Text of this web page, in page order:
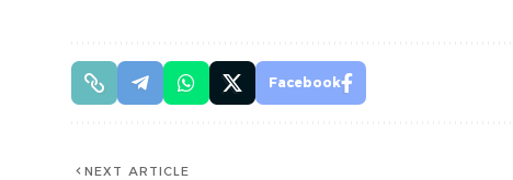
Facebook
NEXT ARTICLE